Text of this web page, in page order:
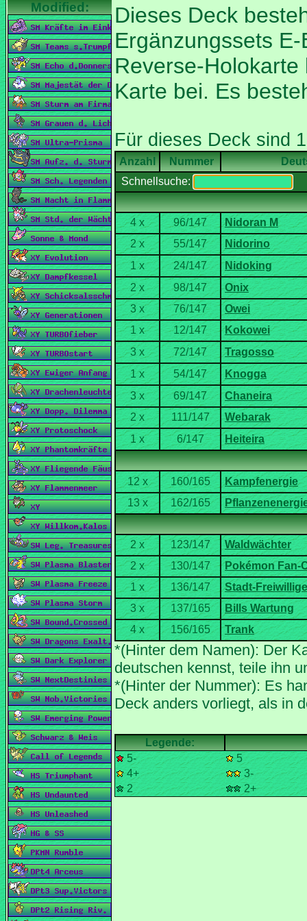
Dieses Deck
Ergänzungssets
Reverse-
Karte bei. Es
Nummer
Schnellsuche:
*(Hinter dem Namen): Der
*(Hinter der Nummer): Es
5-
5
4+
3-
2
2+